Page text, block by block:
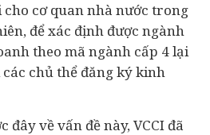
cho cơ quan nhà nước trong
để xác định được ngành
theo mã ngành cấp 4 lại
chủ thể đăng ký kinh
về vấn đề này, VCCI đã